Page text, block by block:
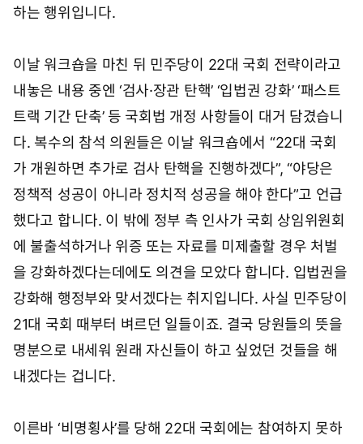
하는 행위입니다.
이날 워크숍을 마친 뒤 민주당이 22대 국회 전략이라고
내놓은 내용 중엔 ‘검사·장관 탄핵’ ‘입법권 강화’ ‘패스트
트랙 기간 단축’ 등 국회법 개정 사항들이 대거 담겼습니
다. 복수의 참석 의원들은 이날 워크숍에서 “22대 국회
가 개원하면 추가로 검사 탄핵을 진행하겠다”, “야당은
정책적 성공이 아니라 정치적 성공을 해야 한다”고 언급
했다고 합니다. 이 밖에 정부 측 인사가 국회 상임위원회
에 불출석하거나 위증 또는 자료를 미제출할 경우 처벌
을 강화하겠다는데에도 의견을 모았다 합니다. 입법권을
강화해 행정부와 맞서겠다는 취지입니다. 사실 민주당이
21대 국회 때부터 벼르던 일들이죠. 결국 당원들의 뜻을
명분으로 내세워 원래 자신들이 하고 싶었던 것들을 해
내겠다는 겁니다.
이른바 ‘비명횡사’를 당해 22대 국회에는 참여하지 못하